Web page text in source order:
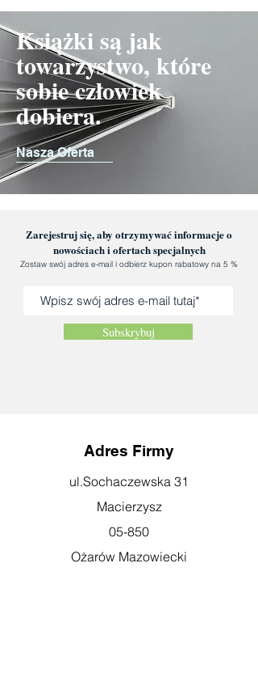
Książki są jak
towarzystwo, które
sobie człowiek
dobiera.
Nasza Oferta
Zarejestruj się, aby otrzymywać informacje o
nowościach i ofertach specjalnych
Zostaw swój adres e-mail i odbierz kupon rabatowy na 5 %
Subskrybuj
Adres Firmy
ul.Sochaczewska 31
Macierzysz
05-850
Ożarów Mazowiecki